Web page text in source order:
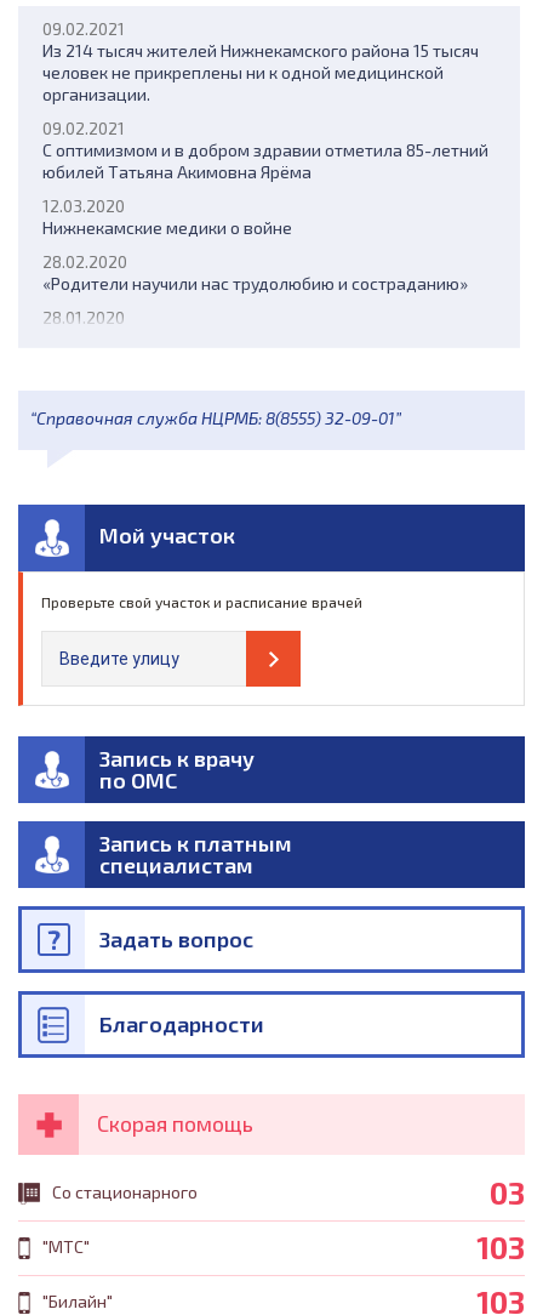
09.02.2021
Из 214 тысяч жителей Нижнекамского района 15 тысяч
человек не прикреплены ни к одной медицинской
организации.
09.02.2021
С оптимизмом и в добром здравии отметила 85-летний
юбилей Татьяна Акимовна Ярёма
12.03.2020
Нижнекамские медики о войне
28.02.2020
«Родители научили нас трудолюбию и состраданию»
28.01.2020
“Справочная служба НЦРМБ: 8(8555) 32-09-01”
Мой участок
Проверьте свой участок и расписание врачей
Запись к врачу
по ОМС
Запись к платным
специалистам
Задать вопрос
Благодарности
Скорая помощь
Со стационарного 03
"МТС" 103
"Билайн" 103